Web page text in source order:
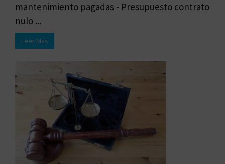
mantenimiento pagadas - Presupuesto contrato
nulo ...
Leer Más